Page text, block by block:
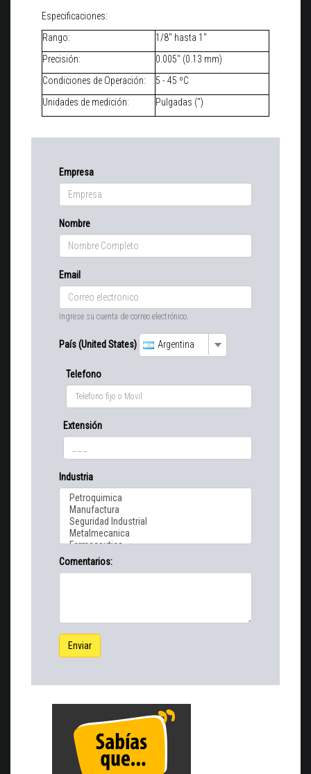
Especificaciones:
Rango:
1/8" hasta 1"
Precisión:
0.005" (0.13 mm)
Condiciones de Operación:
5 - 45 ºC
Unidades de medición:
Pulgadas (")
Empresa
Nombre
Email
Ingrese su cuenta de correo electrónico.
País (United States) Argentina
Telefono
Extensión
Industria
Comentarios:
Enviar